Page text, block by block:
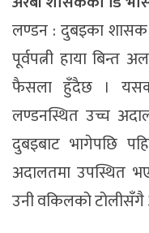
लण्डन : दुबइका
पूर्वपत्नी हाया बिन्त
फैसला हुँदैछ ।
लण्डनस्थित उच्च
दुबइबाट भागेपछि
अदालतमा उपस्थित
उनी वकिलको